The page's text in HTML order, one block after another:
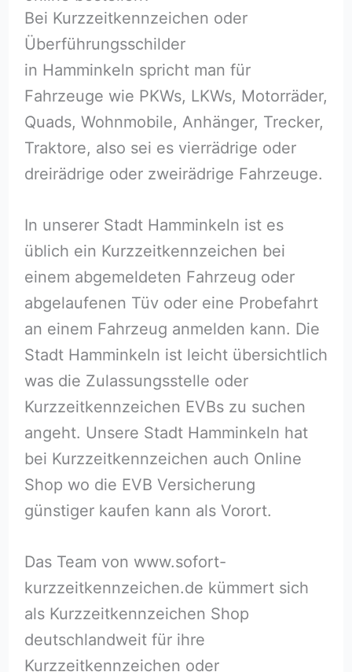
Bei Kurzzeitkennzeichen oder
Überführungsschilder
in Hamminkeln spricht man für
Fahrzeuge wie PKWs, LKWs, Motorräder,
Quads, Wohnmobile, Anhänger, Trecker,
Traktore, also sei es vierrädrige oder
dreirädrige oder zweirädrige Fahrzeuge.
In unserer Stadt Hamminkeln ist es
üblich ein Kurzzeitkennzeichen bei
einem abgemeldeten Fahrzeug oder
abgelaufenen Tüv oder eine Probefahrt
an einem Fahrzeug anmelden kann. Die
Stadt Hamminkeln ist leicht übersichtlich
was die Zulassungsstelle oder
Kurzzeitkennzeichen EVBs zu suchen
angeht. Unsere Stadt Hamminkeln hat
bei Kurzzeitkennzeichen auch Online
Shop wo die EVB Versicherung
günstiger kaufen kann als Vorort.
Das Team von www.sofort-
kurzzeitkennzeichen.de kümmert sich
als Kurzzeitkennzeichen Shop
deutschlandweit für ihre
Kurzzeitkennzeichen oder